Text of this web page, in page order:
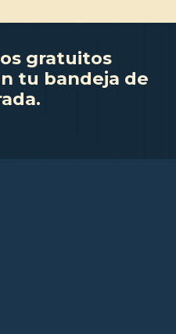
gratuitos
tu bandeja de